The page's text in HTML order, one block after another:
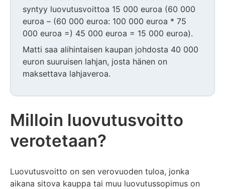
syntyy luovutusvoittoa 15 000 euroa (60 000
euroa – (60 000 euroa: 100 000 euroa * 75
000 euroa =) 45 000 euroa = 15 000 euroa).
Matti saa alihintaisen kaupan johdosta 40 000
euron suuruisen lahjan, josta hänen on
maksettava lahjaveroa.
Milloin luovutusvoitto
verotetaan?
Luovutusvoitto on sen verovuoden tuloa, jonka
aikana sitova kauppa tai muu luovutussopimus on